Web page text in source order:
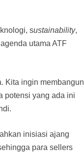
sustainability,
utama ATF
Kita ingin membangun
potensi yang ada ini
inisiasi ajang
para sellers